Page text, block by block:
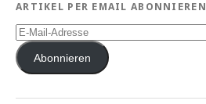
ARTIKEL PER EMAIL ABONNIEREN
E-
Mail-
AdresseAbonnieren